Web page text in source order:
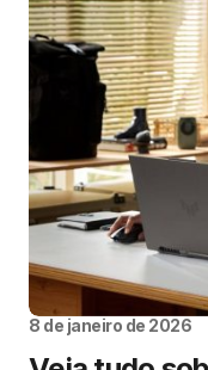
8 de janeiro de 2026